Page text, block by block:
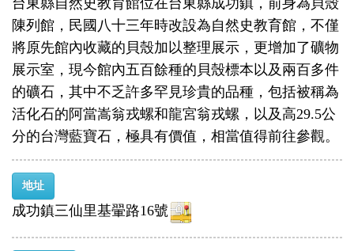
台東縣自然史教育館位在台東縣成功鎮，前身為貝殼
陳列館，民國八十三年時改設為自然史教育館，不僅
將原先館內收藏的貝殼加以整理展示，更增加了礦物
展示室，現今館內五百餘種的貝殼標本以及兩百多件
的礦石，其中不乏許多罕見珍貴的品種，包括被稱為
活化石的阿當嵩翁戎螺和龍宮翁戎螺，以及高29.5公
分的台灣藍寶石，極具有價值，相當值得前往參觀。
地址
成功鎮三仙里基翬路16號